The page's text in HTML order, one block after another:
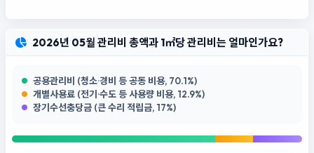
2026년 05월 관리비 총액과 1㎡당 관리비는 얼마인가요?
공용관리비 (청소·경비 등 공동 비용, 70.1%)
개별사용료 (전기·수도 등 사용량 비용, 12.9%)
장기수선충당금 (큰 수리 적립금, 17%)